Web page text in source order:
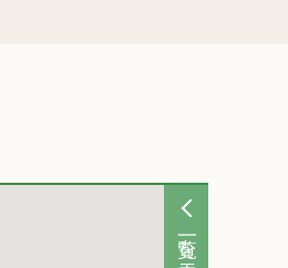
一覧を表示